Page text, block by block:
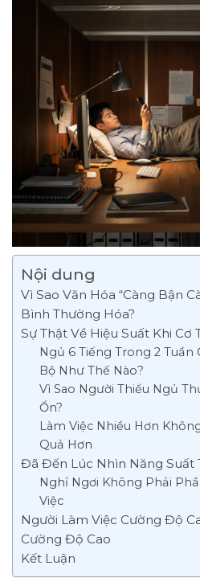
Nội dung
Vì Sao Văn Hóa “Càng Bận
Bình Thường Hóa?
Sự Thật Về Hiệu Suất Khi Cơ
Ngủ 6 Tiếng Trong 2 Tuần
Bộ Như Thế Nào?
Vì Sao Người Thiếu Ngủ
Ổn?
Làm Việc Nhiều Hơn
Quả Hơn
Đã Đến Lúc Nhìn Năng Suất
Nghỉ Ngơi Không Phải
Việc
Người Làm Việc Cường Độ
Cường Độ Cao
Kết Luận